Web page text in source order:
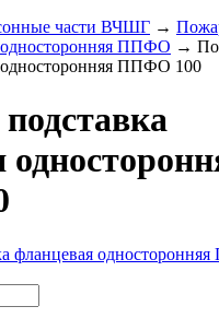
части ВЧШГ →
односторонняя ППФО →
односторонняя ППФО 100